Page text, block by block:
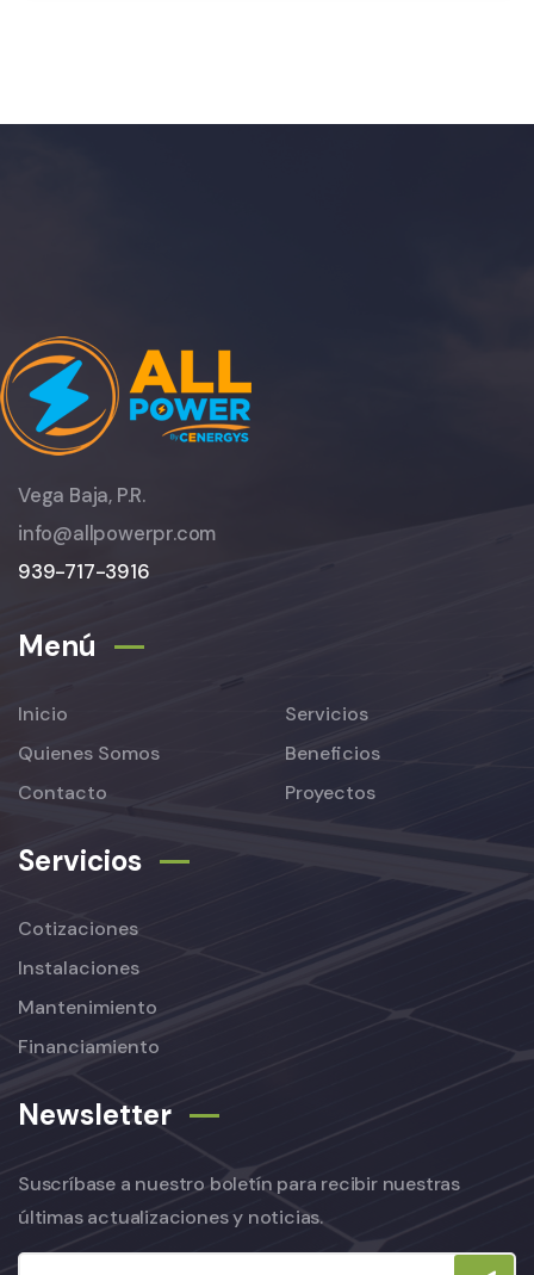
Vega Baja, P.R.
info@allpowerpr.com
939-717-3916
Menú
Inicio
Quienes Somos
Contacto
Servicios
Beneficios
Proyectos
Servicios
Cotizaciones
Instalaciones
Mantenimiento
Financiamiento
Newsletter
Suscríbase a nuestro boletín para recibir nuestras
últimas actualizaciones y noticias.